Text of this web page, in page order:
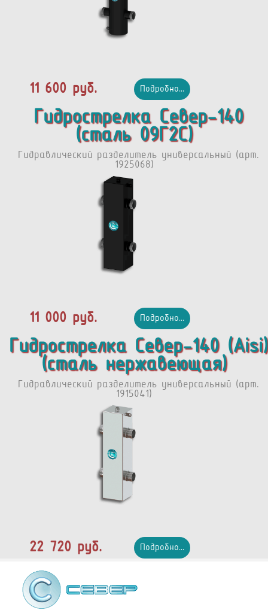
11 600 руб. Подробно...
Гидрострелка Север-140
(сталь 09Г2С)
Гидравлический разделитель универсальный (арт.
1925068)
11 000 руб. Подробно...
Гидрострелка Север-140 (Aisi)
(сталь нержавеющая)
Гидравлический разделитель универсальный (арт.
1915041)
22 720 руб. Подробно...